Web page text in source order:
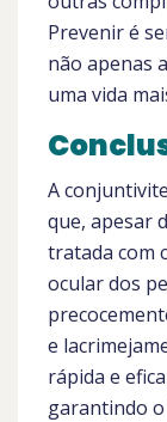
Prevenir é
não apenas
uma vida
A
que, apesar
tratada com
ocular dos
e
rápida e
garantindo